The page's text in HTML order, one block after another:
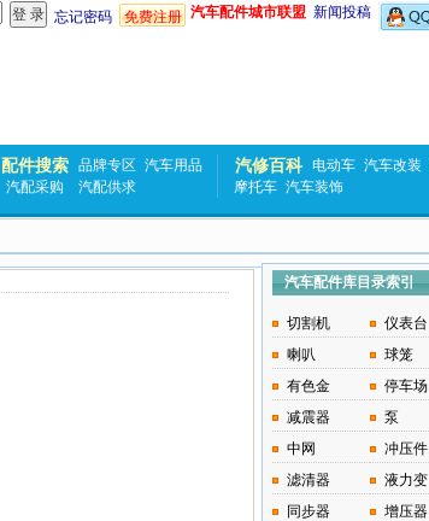
忘记密码 免费注册 汽车配件城市联盟 新闻投稿
配件搜索 品牌专区 汽车用品
汽配采购
汽配供求
汽修百科 电动车 汽车改装
摩托车 汽车装饰
汽车配件库目录索引
切割机 仪表台
喇叭
球笼
有色金
停车场
减震器
泵
中网
冲压件
滤清器
液力变
同步器
增压器